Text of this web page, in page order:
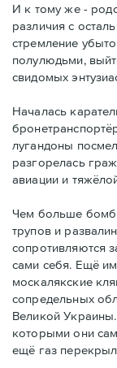
И к тому же -
различия с
стремление
полулюдьми,
свидомых
Началась
лугандоны
разгорелась
авиации и
Чем больше
трупов и
сопротивляются
сами себя. Ещё
москалякские
сопредельных
Великой
которыми они
ещё газ